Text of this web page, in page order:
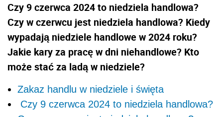
Czy 9 czerwca 2024 to niedziela handlowa?
Czy w czerwcu jest niedziela handlowa? Kiedy
wypadają niedziele handlowe w 2024 roku?
Jakie kary za pracę w dni niehandlowe? Kto
może stać za ladą w niedziele?
Zakaz handlu w niedziele i święta
Czy 9 czerwca 2024 to niedziela handlowa?